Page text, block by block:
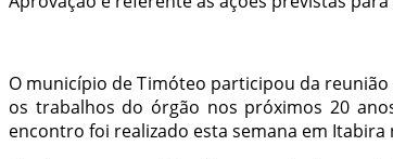
O município de Timóteo participou da
os trabalhos do órgão nos próximos 20
encontro foi realizado esta semana em